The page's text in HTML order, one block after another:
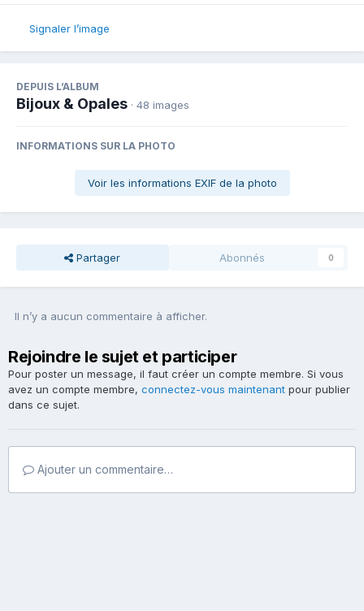
Signaler l’image
DEPUIS L’ALBUM
Bijoux & Opales · 48 images
INFORMATIONS SUR LA PHOTO
Voir les informations EXIF de la photo
Partager Abonnés 0
Il n’y a aucun commentaire à afficher.
Rejoindre le sujet et participer
Pour poster un message, il faut créer un compte membre. Si vous
avez un compte membre, connectez-vous maintenant pour publier
dans ce sujet.
Ajouter un commentaire…